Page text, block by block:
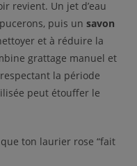
revient. Un jet d’eau
puis unsavon
et à réduire la
grattage manuel et
la période
peut étouffer le
ton laurier rose “fait